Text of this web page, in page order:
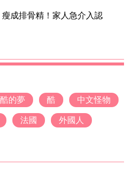
成排骨精！家人急介入認
酷的夢 酷 中文怪物
法國 外國人